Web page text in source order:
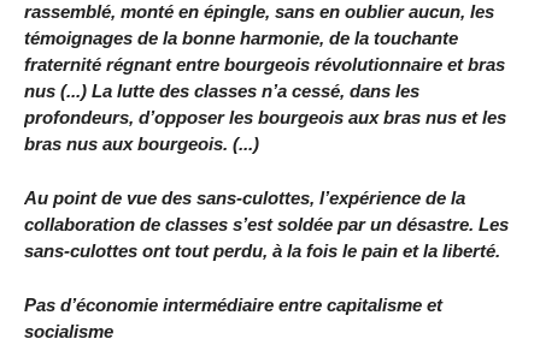
rassemblé, monté en épingle, sans en oublier aucun, les
témoignages de la bonne harmonie, de la touchante
fraternité régnant entre bourgeois révolutionnaire et bras
nus (...) La lutte des classes n’a cessé, dans les
profondeurs, d’opposer les bourgeois aux bras nus et les
bras nus aux bourgeois. (...)
Au point de vue des sans-culottes, l’expérience de la
collaboration de classes s’est soldée par un désastre. Les
sans-culottes ont tout perdu, à la fois le pain et la liberté.
Pas d’économie intermédiaire entre capitalisme et
socialisme